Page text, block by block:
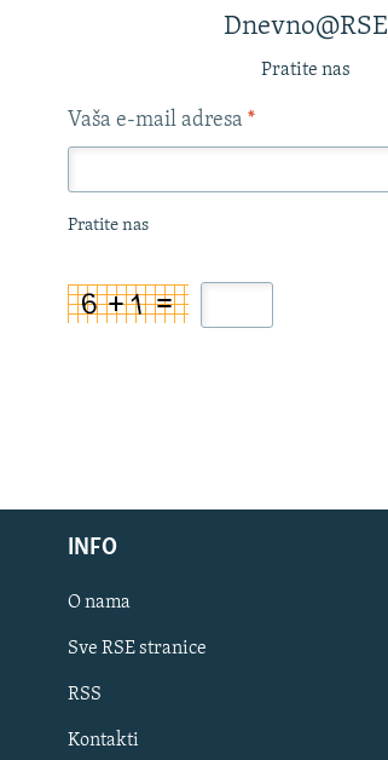
Dnevno@RSE
Pratite nas
Vaša e-mail adresa *
Pratite nas
INFO
O nama
Sve RSE stranice
RSS
Kontakti